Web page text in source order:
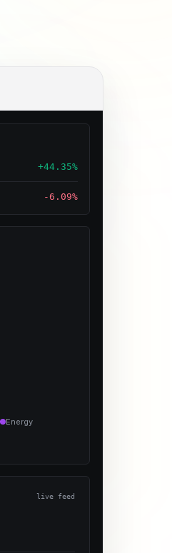
+44.35%
-6.09%
Energy
live feed